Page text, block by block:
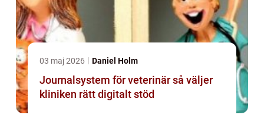
03 maj 2026 Daniel Holm
Journalsystem för veterinär så väljer
kliniken rätt digitalt stöd